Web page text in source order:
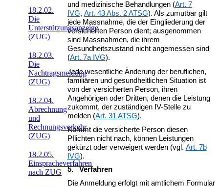
18.2.02.
Die
Unterstützungsanzeige
(ZUG)
18.2.03.
Die
Nachtragsmeldung
(ZUG)
18.2.04.
Abrechnung
und
Rechnungsverkehr
(ZUG)
18.2.05.
Einspracheverfahren
nach ZUG
und medizinische Behandlungen (Art. 7
IVG, Art. 43 Abs. 2 ATSG). Als zumutbar gilt
jede Massnahme, die der Eingliederung der
versicherten Person dient; ausgenommen
sind Massnahmen, die ihrem
Gesundheitszustand nicht angemessen sind
(Art. 7a IVG).
Jede wesentliche Änderung der beruflichen,
familiären und gesundheitlichen Situation ist
von der versicherten Person, ihren
Angehörigen oder Dritten, denen die Leistung
zukommt, der zuständigen IV-Stelle zu
melden (Art. 31 ATSG).
Kommt die versicherte Person diesen
Pflichten nicht nach, können Leistungen
gekürzt oder verweigert werden (vgl. Art. 7b
IVG).
5. Verfahren
Die Anmeldung erfolgt mit amtlichem Formular